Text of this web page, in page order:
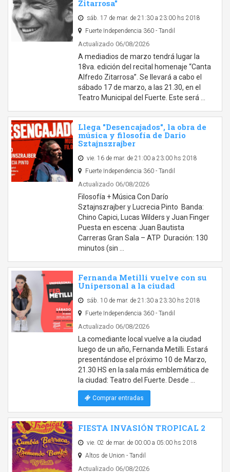
Zitarrosa"
sáb. 17 de mar. de 21:30 a 23:00 hs 2018
Fuerte Independencia 360 - Tandil
Actualizado 06/08/2026
A mediadios de marzo tendrá lugar la
18va. edición del recital homenaje “Canta
Alfredo Zitarrosa”. Se llevará a cabo el
sábado 17 de marzo, a las 21.30, en el
Teatro Municipal del Fuerte. Este será …
Llega "Desencajados", la obra de
música y filosofía de Dario
Sztajnszrajber
vie. 16 de mar. de 21:00 a 23:00 hs 2018
Fuerte Independencia 360 - Tandil
Actualizado 06/08/2026
Filosofía + Música Con Darío
Sztajnszrajber y Lucrecia Pinto Banda:
Chino Capici, Lucas Wilders y Juan Finger
Puesta en escena: Juan Bautista
Carreras Gran Sala – ATP Duración: 130
minutos (sin …
Fernanda Metilli vuelve con su
Unipersonal a la ciudad
sáb. 10 de mar. de 21:30 a 23:30 hs 2018
Fuerte Independencia 360 - Tandil
Actualizado 06/08/2026
La comediante local vuelve a la ciudad
luego de un año, Fernanda Metilli. Estará
presentándose el próximo 10 de Marzo,
21.30 HS en la sala más emblemática de
la ciudad: Teatro del Fuerte. Desde …
Comprar entradas
FIESTA INVASIÓN TROPICAL 2
vie. 02 de mar. de 00:00 a 05:00 hs 2018
Altos de Union - Tandil
Actualizado 06/08/2026